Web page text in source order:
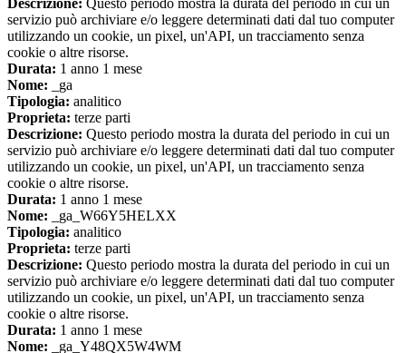
Descrizione: Questo periodo mostra la durata del periodo in cui un
servizio può archiviare e/o leggere determinati dati dal tuo computer
utilizzando un cookie, un pixel, un'API, un tracciamento senza
cookie o altre risorse.
Durata: 1 anno 1 mese
Nome: _ga
Tipologia: analitico
Proprieta: terze parti
Descrizione: Questo periodo mostra la durata del periodo in cui un
servizio può archiviare e/o leggere determinati dati dal tuo computer
utilizzando un cookie, un pixel, un'API, un tracciamento senza
cookie o altre risorse.
Durata: 1 anno 1 mese
Nome: _ga_W66Y5HELXX
Tipologia: analitico
Proprieta: terze parti
Descrizione: Questo periodo mostra la durata del periodo in cui un
servizio può archiviare e/o leggere determinati dati dal tuo computer
utilizzando un cookie, un pixel, un'API, un tracciamento senza
cookie o altre risorse.
Durata: 1 anno 1 mese
Nome: _ga_Y48QX5W4WM